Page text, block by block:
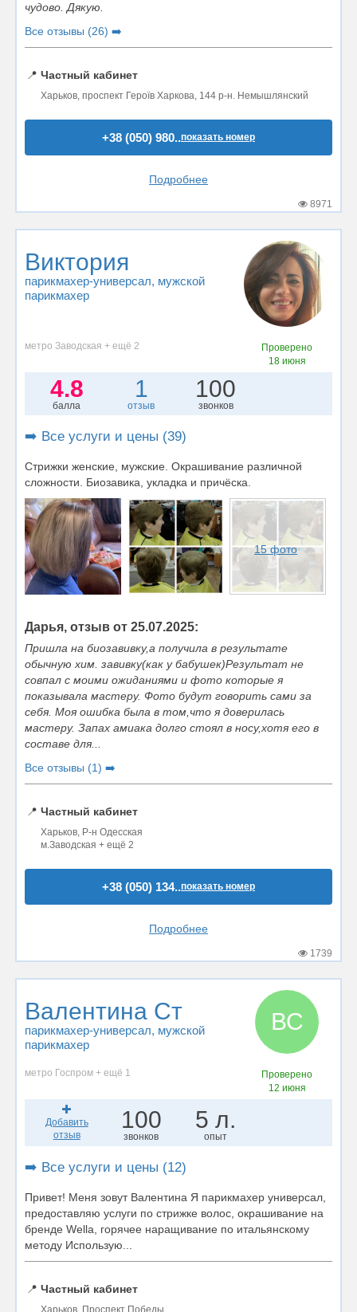
чудово. Дякую.
Все отзывы (26) ➡️
📍 Частный кабинет
Харьков, проспект Героїв Харкова, 144 р-н. Немышлянский
+38 (050) 980..показать номер
Подробнее
8971
Виктория
парикмахер-универсал, мужской
парикмахер
метро Заводская + ещё 2
Проверено
18 июня
4.8
балла
1
отзыв
100
звонков
➡️ Все услуги и цены (39)
Стрижки женские, мужские. Окрашивание различной
сложности. Биозавика, укладка и причёска.
15 фото
Дарья, отзыв от 25.07.2025:
Пришла на биозавивку,а получила в результате
обычную хим. завивку(как у бабушек)Результат не
совпал с моими ожиданиями и фото которые я
показывала мастеру. Фото будут говорить сами за
себя. Моя ошибка была в том,что я доверилась
мастеру. Запах амиака долго стоял в носу,хотя его в
составе для...
Все отзывы (1) ➡️
📍 Частный кабинет
Харьков, Р-н Одесская
м.Заводская + ещё 2
+38 (050) 134..показать номер
Подробнее
1739
Валентина Ст
парикмахер-универсал, мужской
парикмахер
ВС
метро Госпром + ещё 1
Проверено
12 июня
Добавить
отзыв
100
звонков
5 л.
опыт
➡️ Все услуги и цены (12)
Привет! Меня зовут Валентина Я парикмахер универсал,
предоставляю услуги по стрижке волос, окрашивание на
бренде Wella, горячее наращивание по итальянскому
методу Использую...
📍 Частный кабинет
Харьков, Проспект Победы